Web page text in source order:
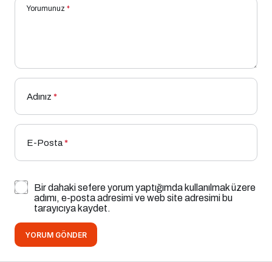
Yorumunuz *
Adınız *
E-Posta*
Bir dahaki sefere yorum yaptığımda kullanılmak üzere
adımı, e-posta adresimi ve web site adresimi bu
tarayıcıya kaydet.
YORUM GÖNDER